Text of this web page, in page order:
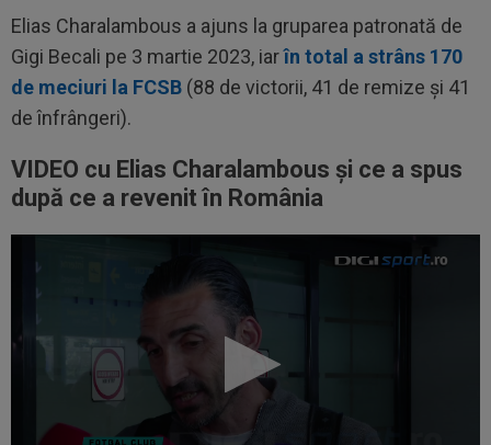
Elias Charalambous a ajuns la gruparea patronată de
Gigi Becali pe 3 martie 2023, iarîn total a strâns 170
de meciuri la FCSB (88 de victorii, 41 de remize și 41
de înfrângeri).
VIDEO cu Elias Charalambous și ce a spus
după ce a revenit în România